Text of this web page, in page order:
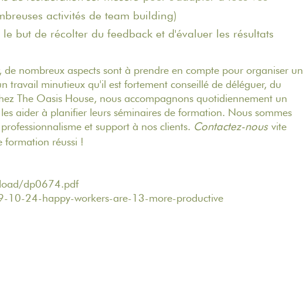
activités de team building)
but de récolter du feedback et d'évaluer les résultats
de nombreux aspects sont à prendre en compte pour organiser un
travail minutieux qu'il est fortement conseillé de déléguer, du
The Oasis House, nous accompagnons quotidiennement un
aider à planifier leurs séminaires de formation. Nous sommes
et support à nos clients. Contactez-nous vite
formation réussi !
dp0674.pdf
10-24-happy-workers-are-13-more-productive